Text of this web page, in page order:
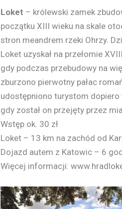
Loket – królewski zamek
początku XIII wieku na skale
stron meandrem rzeki Ohrzy.
Loket uzyskał na przełomie
gdy podczas przebudowy na
zburzono pierwotny pałac
udostępniono turystom dopiero
gdy został on przejęty przez
Wstęp ok. 30 zł
Loket – 13 km na zachód od
Dojazd autem z Katowic – 6
Więcej informacji: